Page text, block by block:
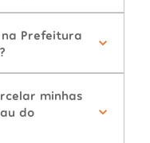
Prefeitura
minhas
do